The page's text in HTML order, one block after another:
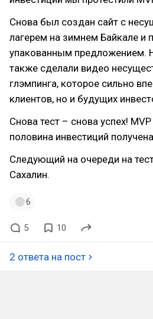
Снова был создан сайт с
лагерем на зимнем Байкале и
упакованным предложением.
также сделали видео
глэмпинга, которое сильно
клиентов, но и будущих
Снова тест – снова успех!
половина инвестиций
Следующий на очереди на
Сахалин.
6
5 10
2 ответа на пост